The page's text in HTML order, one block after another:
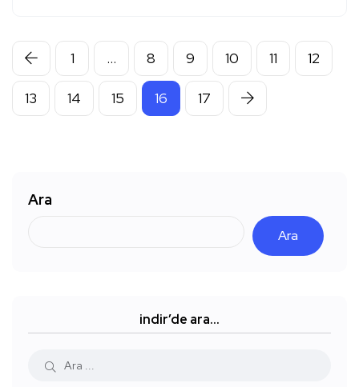
1 … 8 9 10 11 12
13 14 15 16 17
Ara
Ara
indir’de ara…